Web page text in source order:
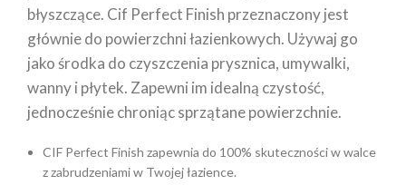
błyszczące. Cif Perfect Finish przeznaczony jest
głównie do powierzchni łazienkowych. Używaj go
jako środka do czyszczenia prysznica, umywalki,
wanny i płytek. Zapewni im idealną czystość,
jednocześnie chroniąc sprzątane powierzchnie.
CIF Perfect Finish zapewnia do 100% skuteczności w walce
z zabrudzeniami w Twojej łazience.